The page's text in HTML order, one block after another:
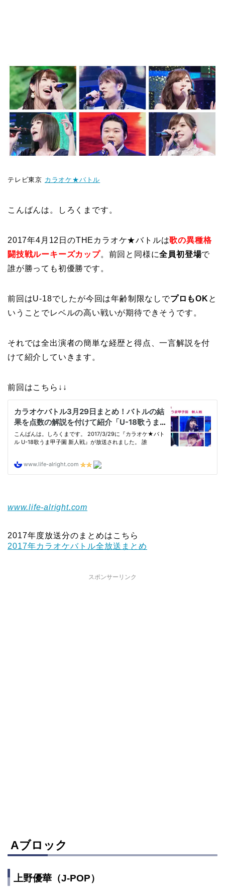
テレビ東京 カラオケ★バトル
こんばんは。しろくまです。
2017年4月12日のTHEカラオケ★バトルは歌の異種格
闘技戦ルーキーズカップ。前回と同様に全員初登場で
誰が勝っても初優勝です。
前回はU-18でしたが今回は年齢制限なしでプロもOK と
いうことでレベルの高い戦いが期待できそうです。
それでは全出演者の簡単な経歴と得点、一言解説を付
けて紹介していきます。
前回はこちら↓↓
www.life-alright.com
2017年度放送分のまとめはこちら
2017年カラオケバトル全放送まとめ
スポンサーリンク
Aブロック
上野優華（J-POP）